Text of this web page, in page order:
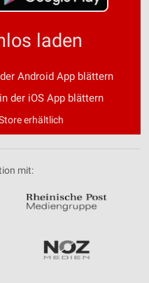
laden
Android App blättern
der iOS App blättern
erhältlich
mit: